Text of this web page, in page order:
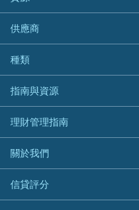
Rabbit Credit月兔信貸
Standard Chartered 渣打銀行
UA 亞洲聯合財務
WeLab Bank
WeLend 貸款
Airwallex信用卡
長者嘆世界
家庭親子遊
自駕遊比較
相機有得保
專為孕婦設計的最佳旅遊保險
最佳滑雪旅遊保險
最適合BB的旅遊保險
Bolttech 保特
Blue Cross 藍十字
中國平安
HSBC滙豐銀行
MSIG 三井住友
Prudential 保誠
QBE 昆士蘭
Starr
Zurich蘇黎世汽車保險
QBE昆士蘭汽車保險
平安汽車保險
老虎證券
uSMART 盈立證券
華盛証券
長橋證券
WeBull微牛證券
漲樂全球通｜華泰國際
OSL
Webull微牛證券好唔好？
Longbridge長橋證券好唔好？
老虎證券好唔好？
華盛証券好唔好？
漲樂全球通好唔好？
IB盈透證券好唔好？
盈立證券 uSMART 好唔好？
Stashaway好唔好？
股票戶口開戶
證券行邊間好？
港股5隻高息ETF精選
什麼是ETF？
香港30大高息股排行
黃金ETF懶人包
最值得注意的比特幣ETF
選股策略：五步調查攻略
供應商
銀行戶口比較
尊尚銀行戶口
Citi Plus
中信銀行inMotion
Airwallex銀行
種類
定期存款
港元定存
人民幣定存
美元定存
英鎊定存
澳元定存
指南與資源
理財資訊
識慳識賺
債務管理
投資理財
置業安居
理財管理指南
常用相關詞彙
MoneyHero電子報
所有合作銀行或機構
關於我們
服務承諾
網上支援
信貸評分